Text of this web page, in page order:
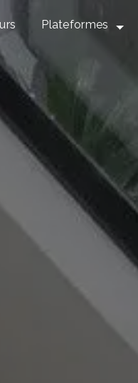
Plateformes